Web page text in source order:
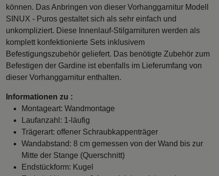
können. Das Anbringen von dieser Vorhanggarnitur Modell
SINUX - Puros gestaltet sich als sehr einfach und
unkompliziert. Diese Innenlauf-Stilgarnituren werden als
komplett konfektionierte Sets inklusivem
Befestigungszubehör geliefert. Das benötigte Zubehör zum
Befestigen der Gardine ist ebenfalls im Lieferumfang von
dieser Vorhanggarnitur enthalten.
Informationen zu :
Montageart: Wandmontage
Laufanzahl: 1-läufig
Trägerart: offener Schraubkappenträger
Wandabstand: 8 cm gemessen von der Wand bis zur
Mitte der Stange (Querschnitt)
Endstückform: Kugel